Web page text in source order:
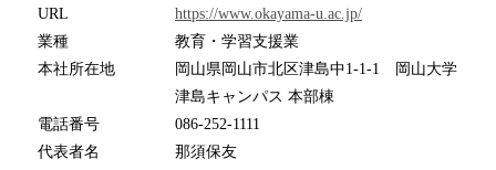
URL
https://www.okayama-u.ac.jp/
業種
教育・学習支援業
本社所在地
岡山県岡山市北区津島中1-1-1 岡山大学
津島キャンパス 本部棟
電話番号
086-252-1111
代表者名
那須保友